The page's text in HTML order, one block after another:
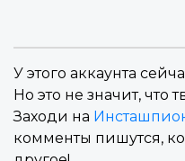
У этого аккаунта
Но это не значит, что
Заходи на
комменты пишутся,